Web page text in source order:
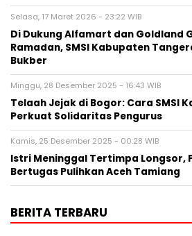
Selasa, 17 Maret 2026 - 23:22 WIB
Di Dukung Alfamart dan Goldland
Ramadan, SMSI Kabupaten
Bukber
Minggu, 28 Desember 2025 - 16:43 WIB
Telaah Jejak di Bogor: Cara SMSI
Perkuat Solidaritas Pengurus
Kamis, 25 Desember 2025 - 00:28 WIB
Istri Meninggal Tertimpa Longsor,
Bertugas Pulihkan Aceh Tamiang
BERITA TERBARU